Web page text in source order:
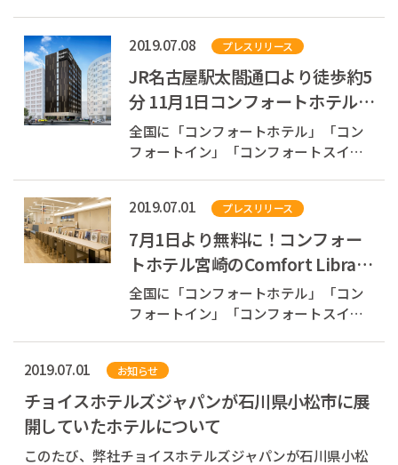
に、世界とまちを元気にできる、そん
な素敵な循環をつくります。 現在、会
員登録キャンペーン...
2019.07.08 プレスリリース
JR名古屋駅太閤通口より徒歩約5
分 11月1日コンフォートホテル名
古屋新幹線口開業
全国に「コンフォートホテル」「コン
フォートイン」「コンフォートスイー
区、代表取締役社長：村木 雄哉、以下
チョイスホテルズジャパン）は、2019
年11月1日（金）、愛知県名古屋市中村
区に「...
2019.07.01 プレスリリース
7月1日より無料に！コンフォー
トホテル宮崎のComfort Library
Cafe
全国に「コンフォートホテル」「コン
フォートイン」「コンフォートスイー
区、代表取締役社長：村木 雄哉、以下
チョイスホテルズジャパン）は、2019
年7月1日（月）、コンフォートホテル
宮崎（宮...
2019.07.01 お知らせ
チョイスホテルズジャパンが石川県小松市に展
開していたホテルについて
このたび、弊社チョイスホテルズジャパンが石川県小松